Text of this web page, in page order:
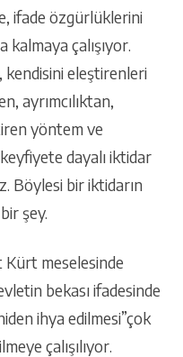
ifade özgürlüklerini
çalışıyor.
eleştirenleri
ayrımcılıktan,
yöntem ve
dayalı iktidar
Böylesi bir iktidarın
şey.
Kürt meselesinde
bekası ifadesinde
ihya edilmesi”çok
çalışılıyor.